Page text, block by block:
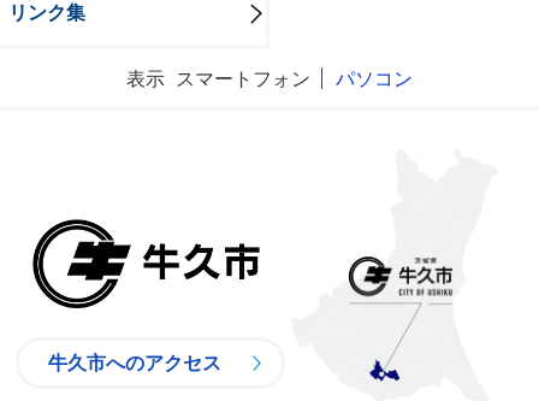
リンク集
表示 スマートフォン パソコン
牛久市へのアクセス